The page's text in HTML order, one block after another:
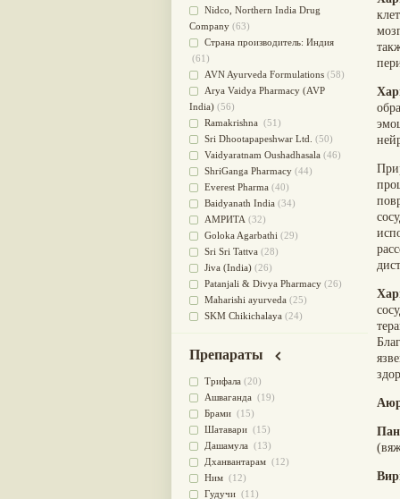
для суставов(47)
Лечит опухоли и отеки
Для медитации(44)
выводит токсины
Для здоровья печени(41)
Для тела(39)
для очищения крови
При диабете (38)
Антиоксидант(37)
Для Капха(Кафа) доши(37)
От паразитов(37)
При расстройстве желудка
Успокоительное(36)
Для глаз(34)
от геморроя(34)
Противовоспалительное
Для Питта доши
Для сердца(32)
Для сосудов головного мозга
(32)
Для лица(31)
Употребление в пищу
Ароматерапия(29)
Жаропонижающее
для памяти (28)
для почек(28)
Обезболивающие (28)
Слабительное
Афродизиак(27)
Nidсo, Northern India Drug
Company (63)
Страна производитель: Индия
(61)
AVN Ayurveda Formulations (58)
Arya Vaidya Pharmacy (AVP
India) (56)
Ramakrishna (51)
Sri Dhootapapeshwar Ltd. (50)
Vaidyaratnam Oushadhasala (46)
ShriGanga Pharmacy (44)
Everest Pharma (40)
Baidyanath India (34)
АМРИТА (32)
Goloka Agarbathi (29)
Sri Sri Tattva (28)
Jiva (India) (26)
Patanjali & Divya Pharmacy (26)
Maharishi ayurveda (25)
SKM Chikichalaya (24)
CONCENTRATES LTD (India)
CHARAK PHARMA
Satya Sai(20)
Vyas(20)
Bipha(19)
Kerala Ayurveda
Organic India pvt ltd
Lalita (16)
Ashtang Herbals
Препараты
Трифала (20)
Ашваганда (19)
Брами (15)
Шатавари (15)
Дашамула (13)
Дханвантарам (12)
Ним (12)
Гудучи (11)